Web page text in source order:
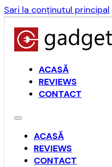
Sari la conținutul principal
ACASĂ
REVIEWS
CONTACT
ACASĂ
REVIEWS
CONTACT